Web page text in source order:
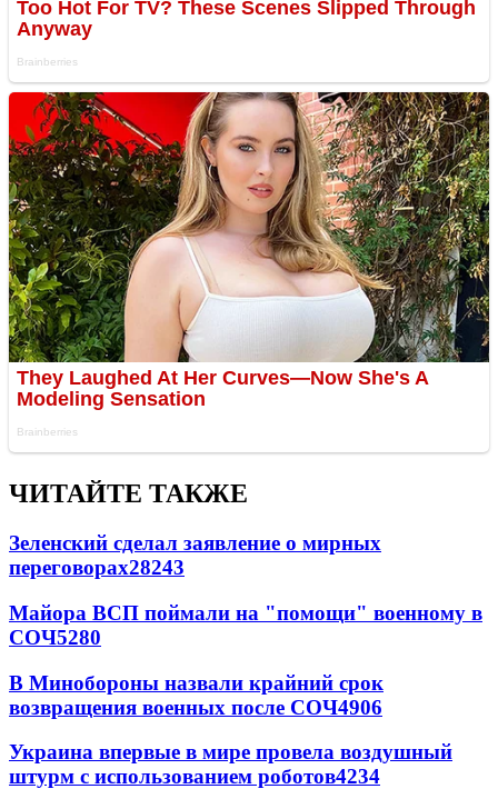
ЧИТАЙТЕ ТАКЖЕ
Зеленский сделал заявление о мирных
переговорах28243
Майора ВСП поймали на "помощи" военному в
СОЧ5280
В Минобороны назвали крайний срок
возвращения военных после СОЧ4906
Украина впервые в мире провела воздушный
штурм с использованием роботов4234